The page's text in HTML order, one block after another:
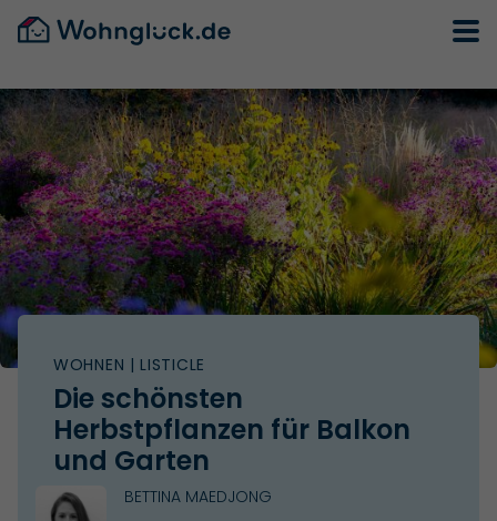
WOHNEN | LISTICLE
Die schönsten
Herbstpflanzen für Balkon
und Garten
BETTINA MAEDJONG